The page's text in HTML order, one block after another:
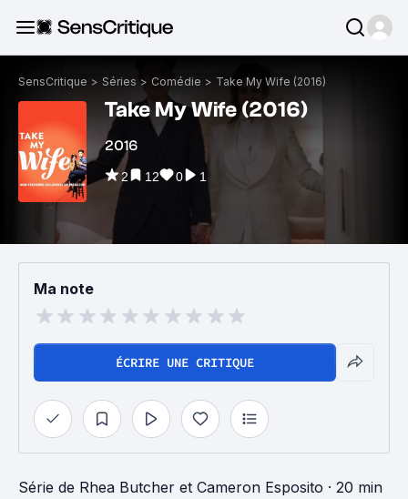
SensCritique > Séries > Comédie > Take My Wife (2016)
Take My Wife (2016)
2016
2 12 0 1
Ma note
ÉCRIRE UNE CRITIQUE
Série de Rhea Butcher et Cameron Esposito · 20 min